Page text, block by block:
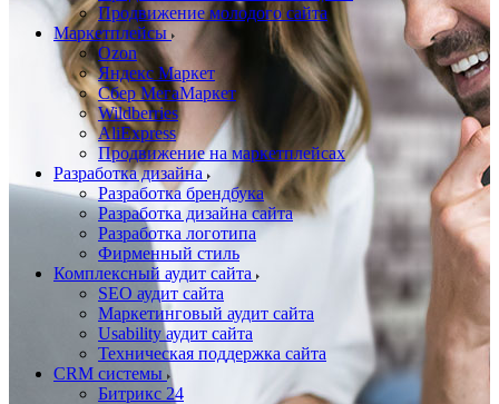
Продвижение молодого сайта
Маркетплейсы
Ozon
Яндекс Маркет
Сбер МегаМаркет
Wildberries
AliExpress
Продвижение на маркетплейсах
Разработка дизайна
Разработка брендбука
Разработка дизайна сайта
Разработка логотипа
Фирменный стиль
Комплексный аудит сайта
SEO аудит сайта
Маркетинговый аудит сайта
Usability аудит сайта
Техническая поддержка сайта
CRM системы
Битрикс 24